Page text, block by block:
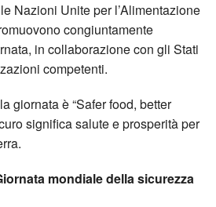
Nazioni Unite per l’Alimentazione
congiuntamente
in collaborazione con gli Stati
competenti.
giornata è “Safer food, better
significa salute e prosperità per
mondiale della sicurezza